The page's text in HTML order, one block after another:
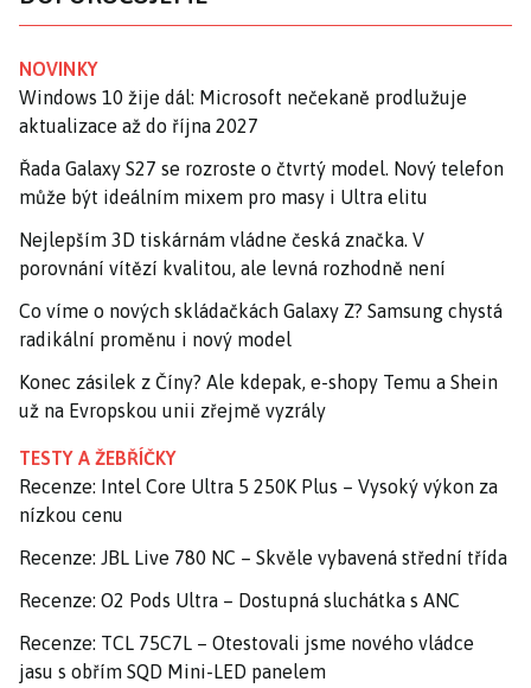
NOVINKY
Windows 10 žije dál: Microsoft nečekaně prodlužuje
aktualizace až do října 2027
Řada Galaxy S27 se rozroste o čtvrtý model. Nový telefon
může být ideálním mixem pro masy i Ultra elitu
Nejlepším 3D tiskárnám vládne česká značka. V
porovnání vítězí kvalitou, ale levná rozhodně není
Co víme o nových skládačkách Galaxy Z? Samsung chystá
radikální proměnu i nový model
Konec zásilek z Číny? Ale kdepak, e-shopy Temu a Shein
už na Evropskou unii zřejmě vyzrály
TESTY A ŽEBŘÍČKY
Recenze: Intel Core Ultra 5 250K Plus – Vysoký výkon za
nízkou cenu
Recenze: JBL Live 780 NC – Skvěle vybavená střední třída
Recenze: O2 Pods Ultra – Dostupná sluchátka s ANC
Recenze: TCL 75C7L – Otestovali jsme nového vládce
jasu s obřím SQD Mini-LED panelem